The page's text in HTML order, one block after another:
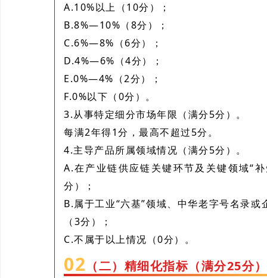
A.10%以上（10分）；
B.8%—10%（8分）；
C.6%—8%（6分）；
D.4%—6%（4分）；
E.0%—4%（2分）；
F.0%以下（0分）。
3.从事特定细分市场年限（满分5分）。
每满2年得1分，最高不超过5分。
4.主导产品所属领域情况（满分5分）。
A.在产业链供应链关键环节及关键领域“
分）；
B.属于工业“六基”领域、中华老字号名录
（3分）；
C.不属于以上情况（0分）。
02 （二）精细化指标（满分25分